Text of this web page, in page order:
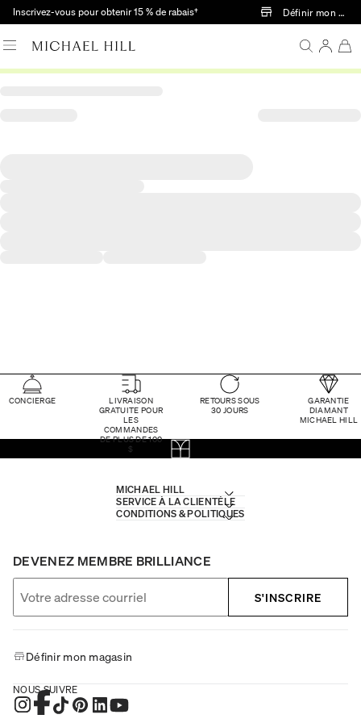
Passer au contenu principal
Inscrivez-vous pour obtenir 15 % de rabais† Définir mon
CONCIERGE
LIVRAISON
GRATUITE POUR
LES
COMMANDES
DE PLUS DE 100
$
RETOURS SOUS
30 JOURS
GARANTIE
DIAMANT
MICHAEL HILL
MICHAEL HILL
SERVICE À LA CLIENTÈLE
CONDITIONS & POLITIQUES
DEVENEZ MEMBRE BRILLIANCE
S'INSCRIRE
Définir mon magasin
NOUS SUIVRE